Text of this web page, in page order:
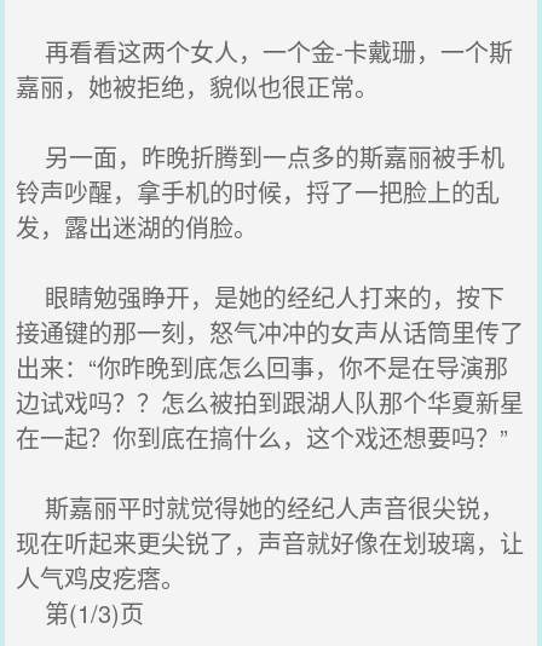
再看看这两个女人，一个金-卡戴珊，一个斯
嘉丽，她被拒绝，貌似也很正常。
另一面，昨晚折腾到一点多的斯嘉丽被手机
铃声吵醒，拿手机的时候，捋了一把脸上的乱
发，露出迷湖的俏脸。
眼睛勉强睁开，是她的经纪人打来的，按下
接通键的那一刻，怒气冲冲的女声从话筒里传了
出来：“你昨晚到底怎么回事，你不是在导演那
边试戏吗？？怎么被拍到跟湖人队那个华夏新星
在一起？你到底在搞什么，这个戏还想要吗？”
斯嘉丽平时就觉得她的经纪人声音很尖锐，
现在听起来更尖锐了，声音就好像在划玻璃，让
人气鸡皮疙瘩。
第(1/3)页